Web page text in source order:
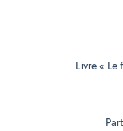
Livre «